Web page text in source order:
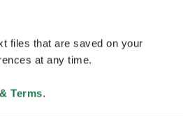
files that are saved on your
at any time.
Terms.